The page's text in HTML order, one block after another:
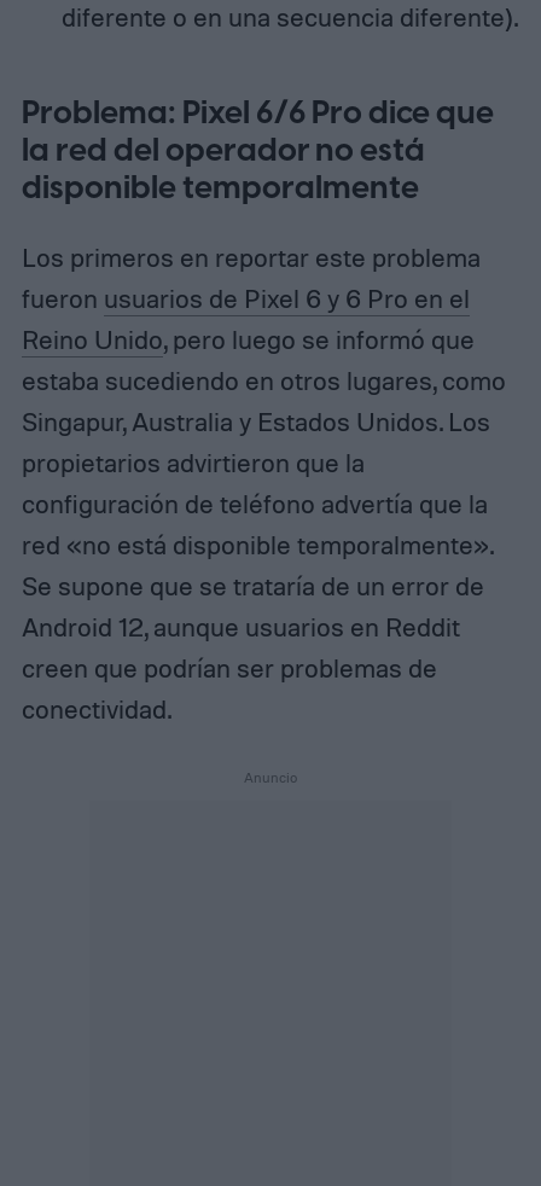
diferente o en una secuencia diferente).
Problema: Pixel 6/6 Pro dice que
la red del operador no está
disponible temporalmente
Los primeros en reportar este problema
fueron usuarios de Pixel 6 y 6 Pro en el
Reino Unido, pero luego se informó que
estaba sucediendo en otros lugares, como
Singapur, Australia y Estados Unidos. Los
propietarios advirtieron que la
configuración de teléfono advertía que la
red «no está disponible temporalmente».
Se supone que se trataría de un error de
Android 12, aunque usuarios en Reddit
creen que podrían ser problemas de
conectividad.